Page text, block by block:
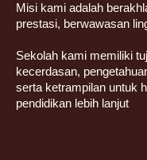
Misi kami adalah
prestasi, berwawasan
Sekolah kami memiliki
kecerdasan,
serta ketrampilan untuk
pendidikan lebih lanjut